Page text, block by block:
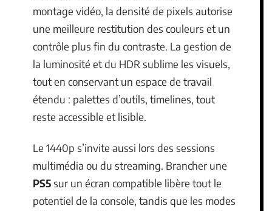
montage vidéo, la densité de pixels autorise
une meilleure restitution des couleurs et un
contrôle plus fin du contraste. La gestion de
la luminosité et du HDR sublime les visuels,
tout en conservant un espace de travail
étendu : palettes d’outils, timelines, tout
reste accessible et lisible.
Le 1440p s’invite aussi lors des sessions
multimédia ou du streaming. Brancher une
PS5sur un écran compatible libère tout le
potentiel de la console, tandis que les modes